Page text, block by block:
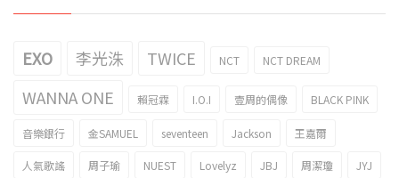
EXO 李光洙 TWICE NCT NCT DREAM
WANNA ONE 賴冠霖 I.O.I 壹周的偶像 BLACK PINK
音樂銀行 金SAMUEL seventeen Jackson 王嘉爾
人氣歌謠 周子瑜 NUEST Lovelyz JBJ 周潔瓊 JYJ